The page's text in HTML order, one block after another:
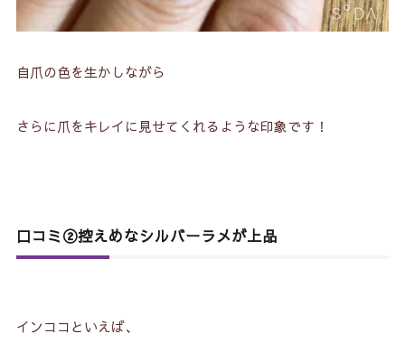
自爪の色を生かしながら
さらに爪をキレイに見せてくれるような印象です！
口コミ②控えめなシルバーラメが上品
インココといえば、